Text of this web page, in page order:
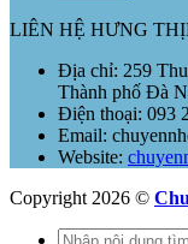
LIÊN HỆ HƯNG
Địa chỉ: 259
Thành phố Đà
Điện thoại: 093
Email:
Website:
Copyright 2026 ©
Tìm